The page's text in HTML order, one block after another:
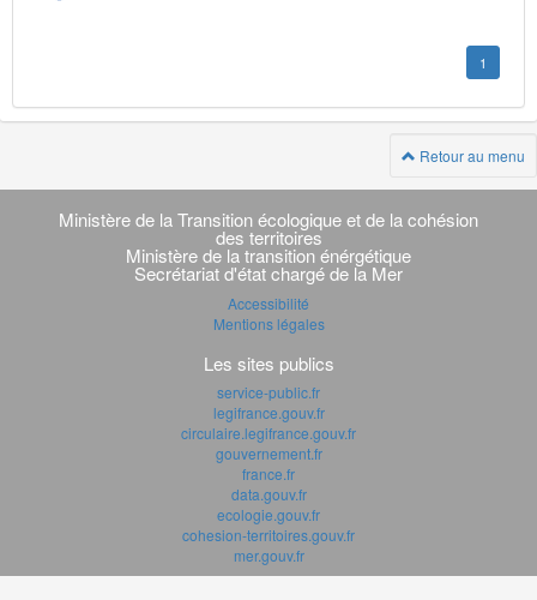
1
Retour au menu
Navigation
transverse
Ministère de la Transition écologique et de la cohésion
des territoires
Ministère de la transition énérgétique
Secrétariat d'état chargé de la Mer
Accessibilité
Mentions légales
Les sites publics
service-public.fr
legifrance.gouv.fr
circulaire.legifrance.gouv.fr
gouvernement.fr
france.fr
data.gouv.fr
ecologie.gouv.fr
cohesion-territoires.gouv.fr
mer.gouv.fr